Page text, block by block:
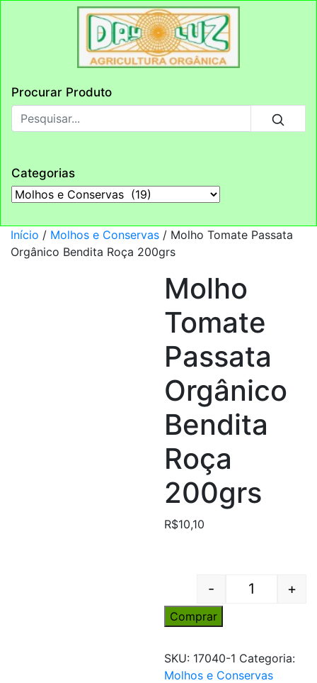
Procurar Produto
Categorias
Início / Molhos e Conservas / Molho Tomate Passata
Orgânico Bendita Roça 200grs
Molho
Tomate
Passata
Orgânico
Bendita
Roça
200grs
R$10,10
Quantity
- +
Comprar
SKU: 17040-1 Categoria:
Molhos e Conservas